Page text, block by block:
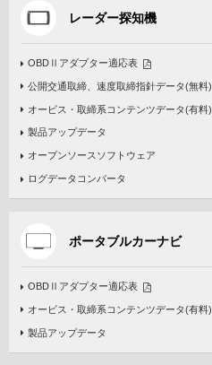
レーダー探知機
OBDⅡアダプター適応表
公開交通取締、速度取締指針データ(無料)
オービス・取締系コンテンツデータ(有料)
製品アップデータ
オープンソースソフトウェア
ログデータコンバータ
ポータブルカーナビ
OBDⅡアダプター適応表
オービス・取締系コンテンツデータ(有料)
製品アップデータ